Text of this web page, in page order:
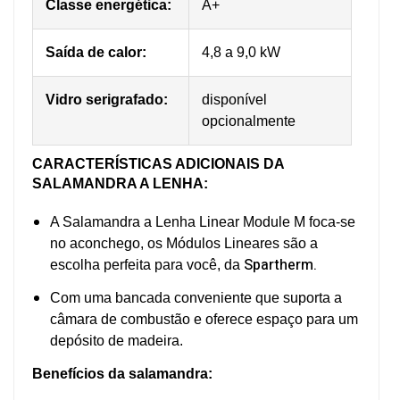
Classe energética: A+
Saída de calor: 4,8 a 9,0 kW
Vidro serigrafado:
disponível
opcionalmente
CARACTERÍSTICAS ADICIONAIS DA
SALAMANDRA A LENHA:
A Salamandra a Lenha Linear Module M foca-se
no aconchego, os Módulos Lineares são a
escolha perfeita para você, da Spartherm.
Com uma bancada conveniente que suporta a
câmara de combustão e oferece espaço para um
depósito de madeira.
Benefícios da salamandra: